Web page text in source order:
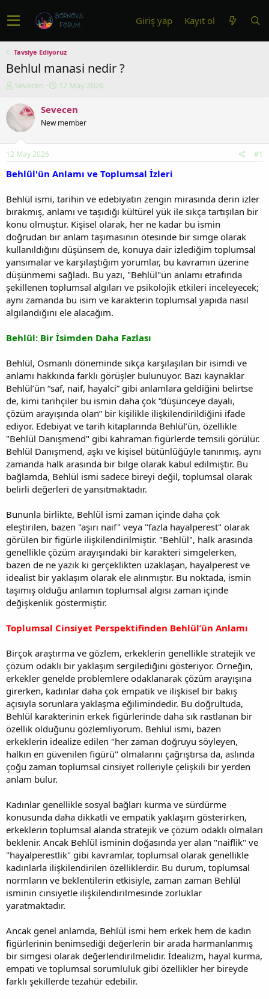
Giriş yap Kayıt ol
Tavsiye Ediyoruz
Behlul manasi nedir ?
K
n
u
y
b
a
ş
t
a
n
Sevecen
B
ş
a
ç
r
i
h
i
12 May 2026
Sevecen
New member
12 May 2026 #1
Behlül'ün Anlamı ve Toplumsal İzleri
Behlül ismi, tarihin ve edebiyatın zengin mirasında derin izler
bırakmış, anlamı ve taşıdığı kültürel yük ile sıkça tartışılan bir
konu olmuştur. Kişisel olarak, her ne kadar bu ismin
doğrudan bir anlam taşımasının ötesinde bir simge olarak
kullanıldığını düşünsem de, konuya dair izlediğim toplumsal
yansımalar ve karşılaştığım yorumlar, bu kavramın üzerine
düşünmemi sağladı. Bu yazı, "Behlül"ün anlamı etrafında
şekillenen toplumsal algıları ve psikolojik etkileri inceleyecek;
aynı zamanda bu isim ve karakterin toplumsal yapıda nasıl
algılandığını ele alacağım.
Behlül: Bir İsimden Daha Fazlası
Behlül, Osmanlı döneminde sıkça karşılaşılan bir isimdi ve
anlamı hakkında farklı görüşler bulunuyor. Bazı kaynaklar
Behlül’ün “saf, naif, hayalci” gibi anlamlara geldiğini belirtse
de, kimi tarihçiler bu ismin daha çok “düşünceye dayalı,
çözüm arayışında olan” bir kişilikle ilişkilendirildiğini ifade
ediyor. Edebiyat ve tarih kitaplarında Behlül’ün, özellikle
"Behlül Danışmend" gibi kahraman figürlerde temsili görülür.
Behlül Danışmend, aşkı ve kişisel bütünlüğüyle tanınmış, aynı
zamanda halk arasında bir bilge olarak kabul edilmiştir. Bu
bağlamda, Behlül ismi sadece bireyi değil, toplumsal olarak
belirli değerleri de yansıtmaktadır.
Bununla birlikte, Behlül ismi zaman içinde daha çok
eleştirilen, bazen "aşırı naif" veya "fazla hayalperest" olarak
görülen bir figürle ilişkilendirilmiştir. "Behlül", halk arasında
genellikle çözüm arayışındaki bir karakteri simgelerken,
bazen de ne yazık ki gerçeklikten uzaklaşan, hayalperest ve
idealist bir yaklaşım olarak ele alınmıştır. Bu noktada, ismin
taşımış olduğu anlamın toplumsal algısı zaman içinde
değişkenlik göstermiştir.
Toplumsal Cinsiyet Perspektifinden Behlül’ün Anlamı
Birçok araştırma ve gözlem, erkeklerin genellikle stratejik ve
çözüm odaklı bir yaklaşım sergilediğini gösteriyor. Örneğin,
erkekler genelde problemlere odaklanarak çözüm arayışına
girerken, kadınlar daha çok empatik ve ilişkisel bir bakış
açısıyla sorunlara yaklaşma eğilimindedir. Bu doğrultuda,
Behlül karakterinin erkek figürlerinde daha sık rastlanan bir
özellik olduğunu gözlemliyorum. Behlül ismi, bazen
erkeklerin idealize edilen "her zaman doğruyu söyleyen,
halkın en güvenilen figürü" olmalarını çağrıştırsa da, aslında
çoğu zaman toplumsal cinsiyet rolleriyle çelişkili bir yerden
anlam bulur.
Kadınlar genellikle sosyal bağları kurma ve sürdürme
konusunda daha dikkatli ve empatik yaklaşım gösterirken,
erkeklerin toplumsal alanda stratejik ve çözüm odaklı olmaları
beklenir. Ancak Behlül isminin doğasında yer alan "naiflik" ve
"hayalperestlik" gibi kavramlar, toplumsal olarak genellikle
kadınlarla ilişkilendirilen özelliklerdir. Bu durum, toplumsal
normların ve beklentilerin etkisiyle, zaman zaman Behlül
isminin cinsiyetle ilişkilendirilmesinde zorluklar
yaratmaktadır.
Ancak genel anlamda, Behlül ismi hem erkek hem de kadın
figürlerinin benimsediği değerlerin bir arada harmanlanmış
bir simgesi olarak değerlendirilmelidir. İdealizm, hayal kurma,
empati ve toplumsal sorumluluk gibi özellikler her bireyde
farklı şekillerde tezahür edebilir.